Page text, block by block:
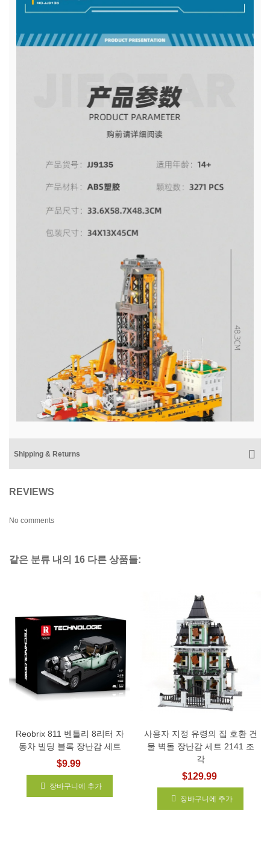
Shipping & Returns
REVIEWS
No comments
같은 분류 내의 16 다른 상품들:
Reobrix 811 벤틀리 8리터 자
동차 빌딩 블록 장난감 세트
$9.99
장바구니에 추가
사용자 지정 유령의 집 호환 건
물 벽돌 장난감 세트 2141 조
각
$129.99
장바구니에 추가